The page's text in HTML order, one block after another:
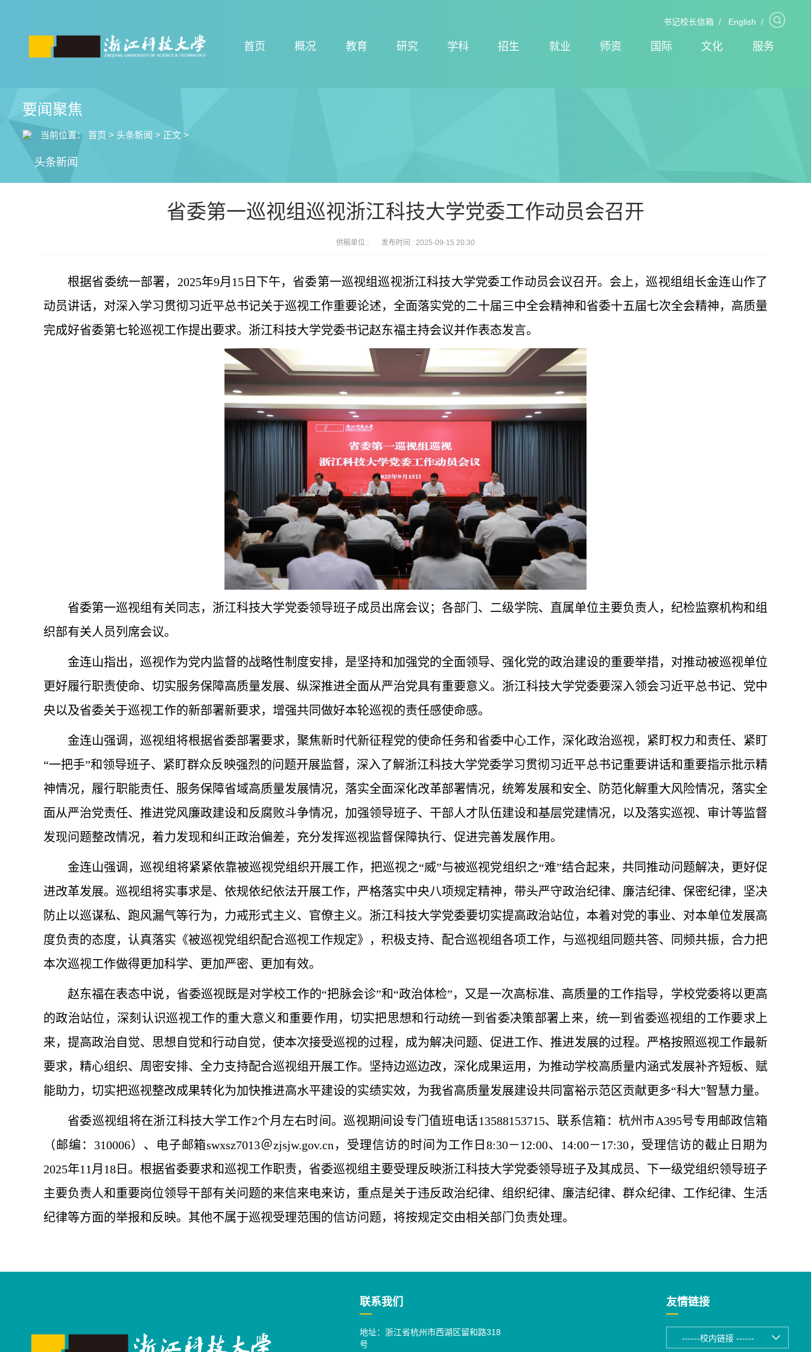
书记校长信箱 / English /
首页 概况 教育 研究 学科 招生 就业 师资 国际 文化 服务
要闻聚焦
当前位置： 首页 > 头条新闻 > 正文 >
头条新闻
省委第一巡视组巡视浙江科技大学党委工作动员会召开
供稿单位 : 发布时间 : 2025-09-15 20:30
根据省委统一部署，2025年9月15日下午，省委第一巡视组巡视浙江科技大学党委工作动员会议召开。会上，巡视组组长金连山作了
动员讲话，对深入学习贯彻习近平总书记关于巡视工作重要论述，全面落实党的二十届三中全会精神和省委十五届七次全会精神，高质量
完成好省委第七轮巡视工作提出要求。浙江科技大学党委书记赵东福主持会议并作表态发言。
省委第一巡视组有关同志，浙江科技大学党委领导班子成员出席会议；各部门、二级学院、直属单位主要负责人，纪检监察机构和组
织部有关人员列席会议。
金连山指出，巡视作为党内监督的战略性制度安排，是坚持和加强党的全面领导、强化党的政治建设的重要举措，对推动被巡视单位
更好履行职责使命、切实服务保障高质量发展、纵深推进全面从严治党具有重要意义。浙江科技大学党委要深入领会习近平总书记、党中
央以及省委关于巡视工作的新部署新要求，增强共同做好本轮巡视的责任感使命感。
金连山强调，巡视组将根据省委部署要求，聚焦新时代新征程党的使命任务和省委中心工作，深化政治巡视，紧盯权力和责任、紧盯
“一把手”和领导班子、紧盯群众反映强烈的问题开展监督，深入了解浙江科技大学党委学习贯彻习近平总书记重要讲话和重要指示批示精
神情况，履行职能责任、服务保障省域高质量发展情况，落实全面深化改革部署情况，统筹发展和安全、防范化解重大风险情况，落实全
面从严治党责任、推进党风廉政建设和反腐败斗争情况，加强领导班子、干部人才队伍建设和基层党建情况，以及落实巡视、审计等监督
发现问题整改情况，着力发现和纠正政治偏差，充分发挥巡视监督保障执行、促进完善发展作用。
金连山强调，巡视组将紧紧依靠被巡视党组织开展工作，把巡视之“威”与被巡视党组织之“难”结合起来，共同推动问题解决，更好促
进改革发展。巡视组将实事求是、依规依纪依法开展工作，严格落实中央八项规定精神，带头严守政治纪律、廉洁纪律、保密纪律，坚决
防止以巡谋私、跑风漏气等行为，力戒形式主义、官僚主义。浙江科技大学党委要切实提高政治站位，本着对党的事业、对本单位发展高
度负责的态度，认真落实《被巡视党组织配合巡视工作规定》，积极支持、配合巡视组各项工作，与巡视组同题共答、同频共振，合力把
本次巡视工作做得更加科学、更加严密、更加有效。
赵东福在表态中说，省委巡视既是对学校工作的“把脉会诊”和“政治体检”，又是一次高标准、高质量的工作指导，学校党委将以更高
的政治站位，深刻认识巡视工作的重大意义和重要作用，切实把思想和行动统一到省委决策部署上来，统一到省委巡视组的工作要求上
来，提高政治自觉、思想自觉和行动自觉，使本次接受巡视的过程，成为解决问题、促进工作、推进发展的过程。严格按照巡视工作最新
要求，精心组织、周密安排、全力支持配合巡视组开展工作。坚持边巡边改，深化成果运用，为推动学校高质量内涵式发展补齐短板、赋
能助力，切实把巡视整改成果转化为加快推进高水平建设的实绩实效，为我省高质量发展建设共同富裕示范区贡献更多“科大”智慧力量。
省委巡视组将在浙江科技大学工作2个月左右时间。巡视期间设专门值班电话13588153715、联系信箱：杭州市A395号专用邮政信箱
（邮编：310006）、电子邮箱swxsz7013＠zjsjw.gov.cn，受理信访的时间为工作日8:30－12:00、14:00－17:30，受理信访的截止日期为
2025年11月18日。根据省委要求和巡视工作职责，省委巡视组主要受理反映浙江科技大学党委领导班子及其成员、下一级党组织领导班子
主要负责人和重要岗位领导干部有关问题的来信来电来访，重点是关于违反政治纪律、组织纪律、廉洁纪律、群众纪律、工作纪律、生活
纪律等方面的举报和反映。其他不属于巡视受理范围的信访问题，将按规定交由相关部门负责处理。
联系我们
地址：浙江省杭州市西湖区留和路318
号
友情链接